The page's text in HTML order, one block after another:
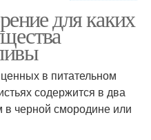
Настой из крапивы
для каких
в питательном
содержится в два
черной смородине или